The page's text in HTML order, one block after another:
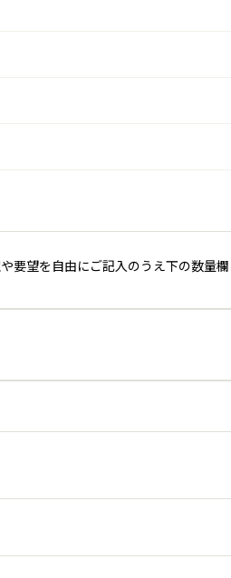
要望を自由にご記入のうえ下の数量欄